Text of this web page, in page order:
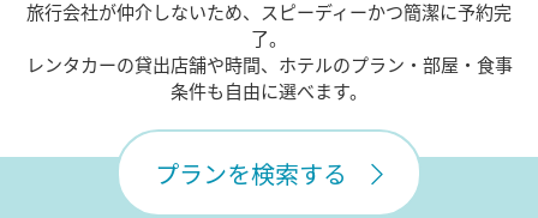
旅行会社が仲介しないため、
スピーディーかつ簡潔に予約完
了。
レンタカーの貸出店舗や時間、 ホテルのプラン・部屋・食事
条件も自由に選べます。
プランを検索する